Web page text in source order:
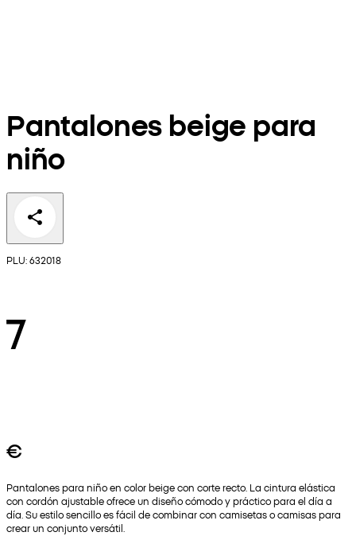
Pantalones beige para
niño
PLU: 632018
7
€
Pantalones para niño en color beige con corte recto. La cintura elástica
con cordón ajustable ofrece un diseño cómodo y práctico para el día a
día. Su estilo sencillo es fácil de combinar con camisetas o camisas para
crear un conjunto versátil.